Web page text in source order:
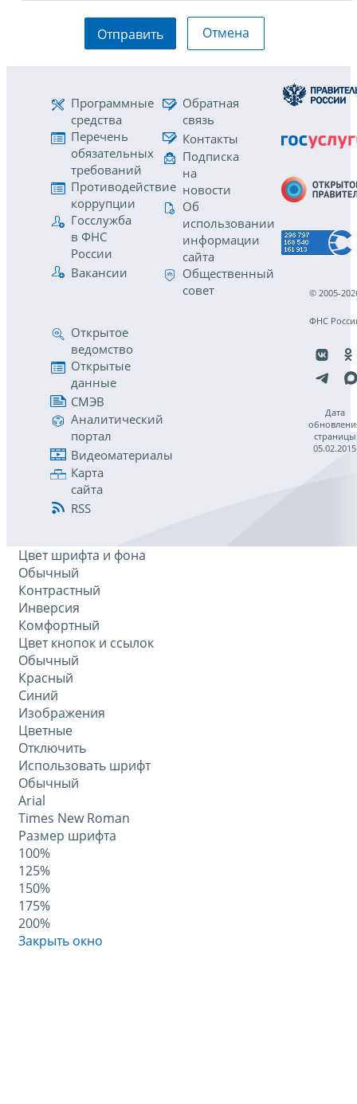
Отправить Отмена
Программные
средства
Перечень
обязательных
требований
Противодействие
коррупции
Госслужба
в ФНС
России
Вакансии
Обратная
связь
Контакты
Подписка
на
новости
Об
использовании
информации
сайта
Общественный
совет
Открытое
ведомство
Открытые
данные
СМЭВ
Аналитический
портал
Видеоматериалы
Карта
сайта
RSS
© 2005-
ФНС
Дата
страницы
05.02.2015
Цвет шрифта и фона
Обычный
Контрастный
Инверсия
Комфортный
Цвет кнопок и ссылок
Обычный
Красный
Синий
Изображения
Цветные
Отключить
Использовать шрифт
Обычный
Arial
Times New Roman
Размер шрифта
100%
125%
150%
175%
200%
Закрыть окно